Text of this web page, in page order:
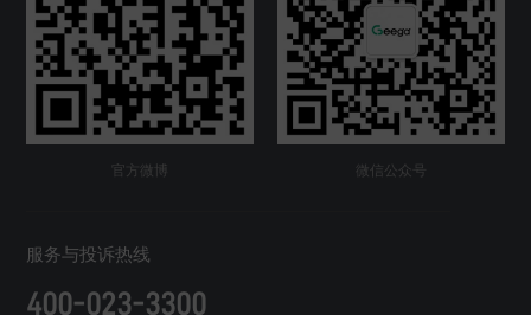
官方微博 微信公众号
服务与投诉热线
400-023-3300